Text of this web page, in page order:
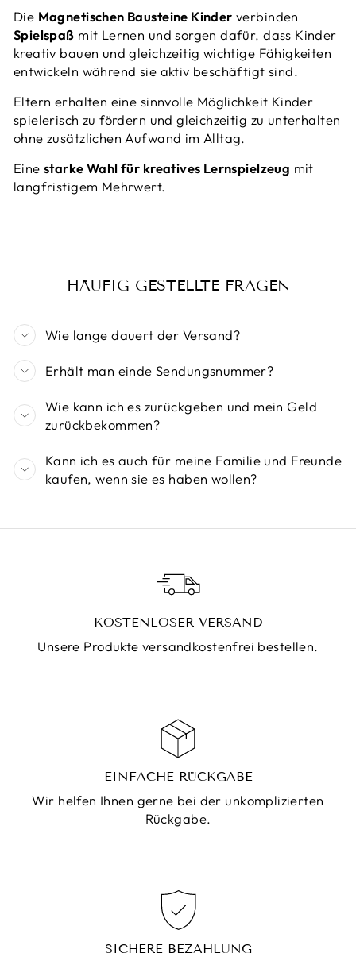
Die Magnetischen Bausteine Kinder verbinden
Spielspaß mit Lernen und sorgen dafür, dass Kinder
kreativ bauen und gleichzeitig wichtige Fähigkeiten
entwickeln während sie aktiv beschäftigt sind.
Eltern erhalten eine sinnvolle Möglichkeit Kinder
spielerisch zu fördern und gleichzeitig zu unterhalten
ohne zusätzlichen Aufwand im Alltag.
Einestarke Wahl für kreatives Lernspielzeug mit
langfristigem Mehrwert.
HÄUFIG GESTELLTE FRAGEN
Wie lange dauert der Versand?
Erhält man einde Sendungsnummer?
Wie kann ich es zurückgeben und mein Geld
zurückbekommen?
Kann ich es auch für meine Familie und Freunde
kaufen, wenn sie es haben wollen?
KOSTENLOSER VERSAND
Unsere Produkte versandkostenfrei bestellen.
EINFACHE RÜCKGABE
Wir helfen Ihnen gerne bei der unkomplizierten
Rückgabe.
SICHERE BEZAHLUNG